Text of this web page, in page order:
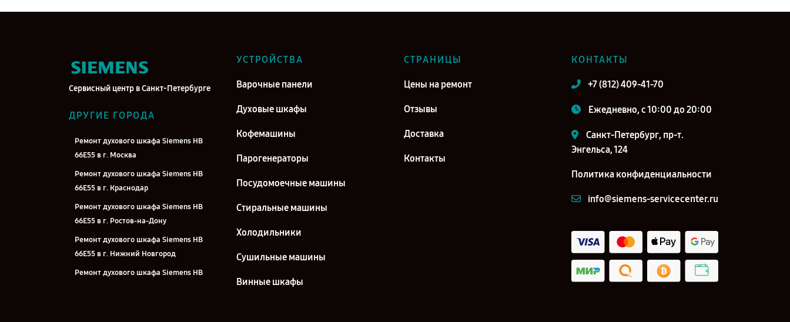
Сервисный центр в Санкт-Петербурге
ДРУГИЕ ГОРОДА
Ремонт духового шкафа Siemens HB
66E55 в г. Москва
Ремонт духового шкафа Siemens HB
66E55 в г. Краснодар
Ремонт духового шкафа Siemens HB
66E55 в г. Ростов-на-Дону
Ремонт духового шкафа Siemens HB
66E55 в г. Нижний Новгород
Ремонт духового шкафа Siemens HB
УСТРОЙСТВА
Варочные панели
Духовые шкафы
Кофемашины
Парогенераторы
Посудомоечные машины
Стиральные машины
Холодильники
Сушильные машины
Винные шкафы
СТРАНИЦЫ
Цены на ремонт
Отзывы
Доставка
Контакты
КОНТАКТЫ
+7 (812) 409-41-70
Ежедневно, с 10:00 до 20:00
Санкт-Петербург, пр-т.
Энгельса, 124
Политика конфиденциальности
info@siemens-servicecenter.ru